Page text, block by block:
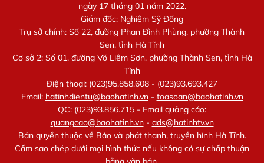
ngày 17 tháng 01 năm 2022.
Giám đốc: Nghiêm Sỹ Đống
Trụ sở chính: Số 22, đường Phan Đình Phùng, phường Thành
Sen, tỉnh Hà Tĩnh
Cơ sở 2: Số 01, đường Võ Liêm Sơn, phường Thành Sen, tỉnh Hà
Tĩnh
Điện thoại: (023)95.858.608 - (023)93.693.427
Email: hatinhdientu@baohatinh.vn- toasoan@baohatinh.vn
QC: (023)93.856.715 - Email quảng cáo:
quangcao@baohatinh.vn- ads@hatinhtv.vn
Bản quyền thuộc về Báo và phát thanh, truyền hình Hà Tĩnh.
Cấm sao chép dưới mọi hình thức nếu không có sự chấp thuận